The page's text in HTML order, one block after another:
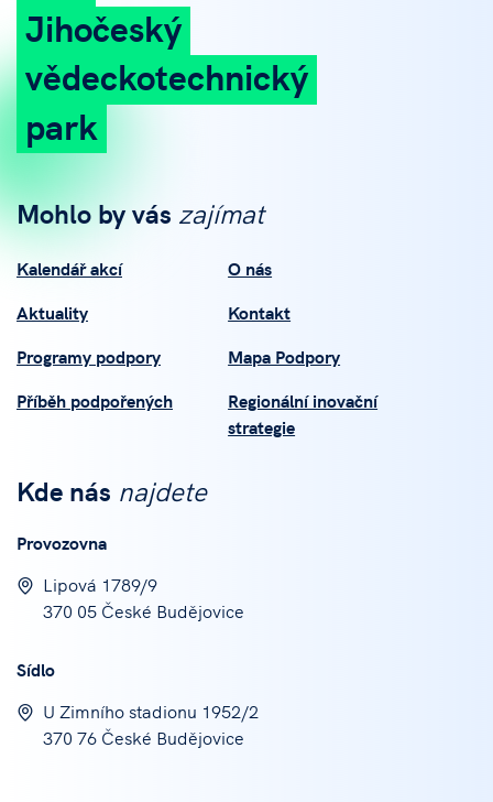
Jihočeský
vědeckotechnický
park
Mohlo by vás zajímat
Kalendář akcí
Aktuality
Programy podpory
Příběh podpořených
O nás
Kontakt
Mapa Podpory
Regionální inovační
strategie
Kde nás najdete
Provozovna
Lipová 1789/9
370 05 České Budějovice
Sídlo
U Zimního stadionu 1952/2
370 76 České Budějovice